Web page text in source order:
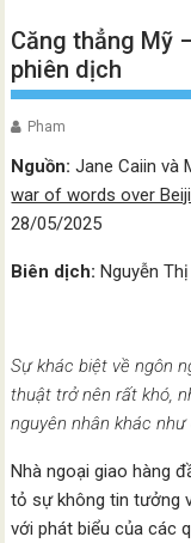
Căng thẳng Mỹ
phiên dịch
Pham
Nguồn: Jane Caiin và
war of words over
28/05/2025
Biên dịch:Nguyễn
Sự khác biệt về ngôn
thuật trở nên rất khó,
nguyên nhân khác
Nhà ngoại giao hàng
tỏ sự không tin tưởng
với phát biểu của các